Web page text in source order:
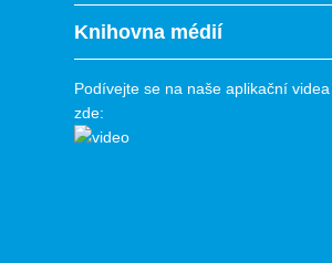
Knihovna médií
Podívejte se na naše aplikační videa
zde: